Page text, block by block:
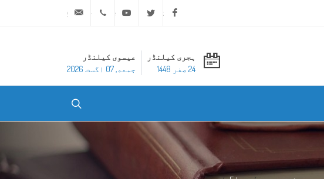
Facebook
Twitter
Youtube
ہجری کیلنڈر
24 صفر 1448
عیسوی کیلنڈر
جمعه, 07 اگست 2026